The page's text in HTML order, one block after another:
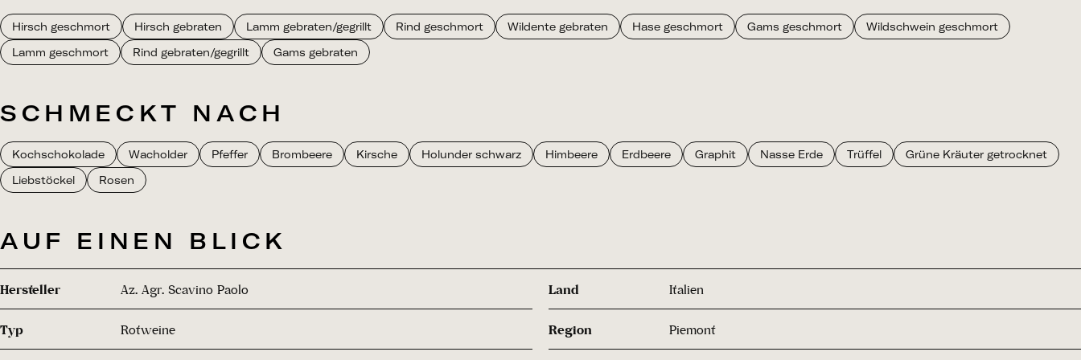
Hirsch geschmort Hirsch gebraten Lamm gebraten/gegrillt Rind geschmort Wildente gebraten Hase geschmort Gams geschmort
Wildschwein geschmort
Lamm geschmort
Rind gebraten/gegrillt Gams gebraten
SCHMECKT NACH
Kochschokolade Wacholder Pfeffer Brombeere Kirsche Holunder schwarz Himbeere Erdbeere Graphit Nasse Erde Trüffel
Grüne Kräuter getrocknet
Liebstöckel
Rosen
AUF EINEN BLICK
Hersteller Az. Agr. Scavino Paolo Land Italien
Typ Rotweine Region Piemont